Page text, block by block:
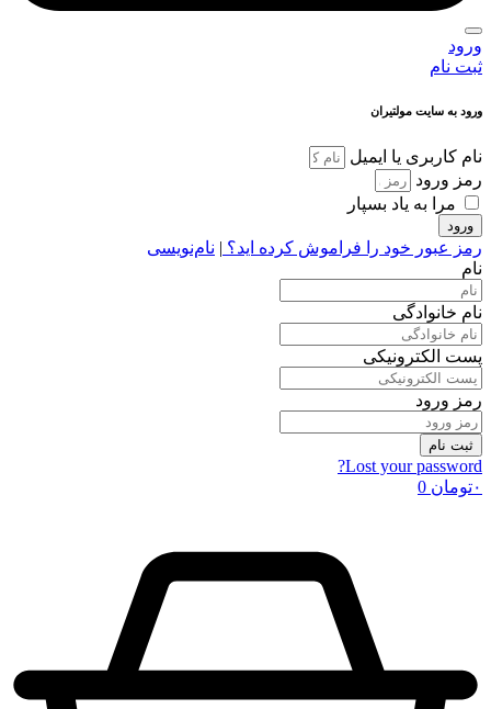
ورود
ثبت نام
ورود به سایت مولتیران
نام کاربری یا ایمیل
رمز ورود
مرا به یاد بسپار
ورود
رمز عبور خود را فراموش کرده اید؟ | نام‌نویسی
نام
نام خانوادگی
پست الکترونیکی
رمز ورود
ثبت نام
Lost your password?
۰تومان 0